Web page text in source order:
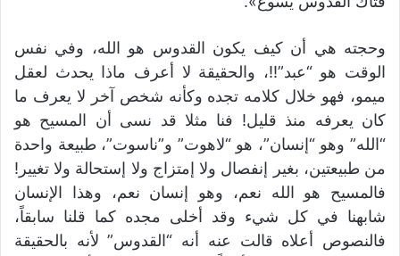
وحجته هي أن كيف يكون القدوس هو الله، وفي نفس
الوقت هو “عبد”!!، والحقيقة لا أعرف ماذا يحدث لعقل
ميمو، فهو خلال كلامه تجده وكأنه شخص آخر لا يعرف ما
كان يعرفه منذ قليل! فنا مثلا قد نسى أن المسيح هو
“الله” وهو “إنسان”، هو “لاهوت” و”ناسوت”، طبيعة واحدة
من طبيعتين، بغير إنفصال ولا إمتزاج ولا إستحالة ولا تغيير!
فالمسيح هو الله نعم، وهو إنسان نعم، وهذا الإنسان
شابهنا في كل شيء وقد أخلى مجده كما قلنا سابقاً،
فالنصوص أعلاه قالت عنه أنه “القدوس” لأنه بالحقيقة